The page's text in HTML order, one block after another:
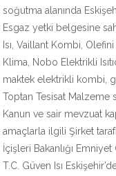
soğutma alanında
Esgaz yetki belgesine
Isı, Vaillant Kombi,
Klima, Nobo Elektrikli
maktek elektrikli kombi,
Toptan Tesisat Malzeme
Kanun ve sair mevzuat
amaçlarla ilgili Şirket
İçişleri Bakanlığı
T.C. Güven Isı